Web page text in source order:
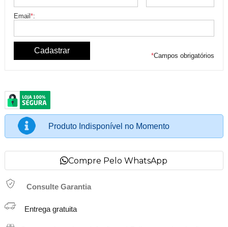
Email*:
*Campos obrigatórios
Produto Indisponível no Momento
Compre Pelo WhatsApp
Consulte Garantia
Entrega gratuita